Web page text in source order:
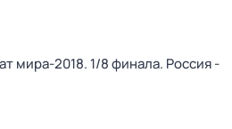
мира-2018. 1/8 финала. Россия -